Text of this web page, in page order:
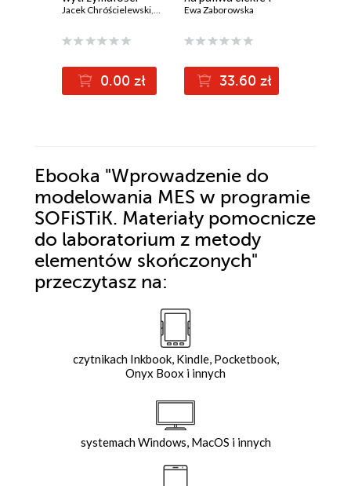
materiałów
Jacek Chróścielewski, Magdalena Rucka,Wojciech Witkowski
0.00 zł
gazowe
Ewa Zaborowska
33.60 zł
Ebooka "Wprowadzenie do
modelowania MES w programie
SOFiSTiK. Materiały pomocnicze
do laboratorium z metody
elementów skończonych"
przeczytasz na:
czytnikach Inkbook, Kindle, Pocketbook,
Onyx Boox i innych
systemach Windows, MacOS i innych